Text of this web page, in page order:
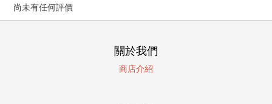
尚未有任何評價
關於我們
商店介紹